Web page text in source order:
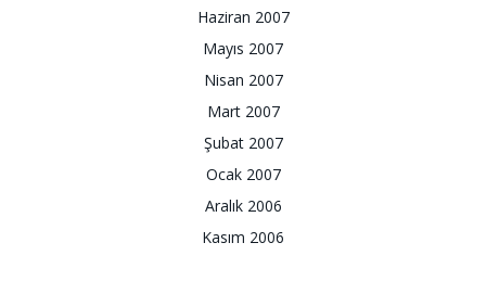
Haziran 2007
Mayıs 2007
Nisan 2007
Mart 2007
Şubat 2007
Ocak 2007
Aralık 2006
Kasım 2006